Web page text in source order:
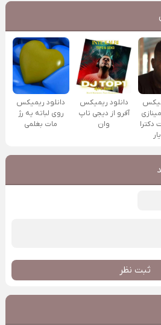
دانلود ریمیکس
آفرو از ديجی تاپ
وان
دانلود ریمیکس
روی لباته یه رژ
مات بغلمی
ثبت نظر